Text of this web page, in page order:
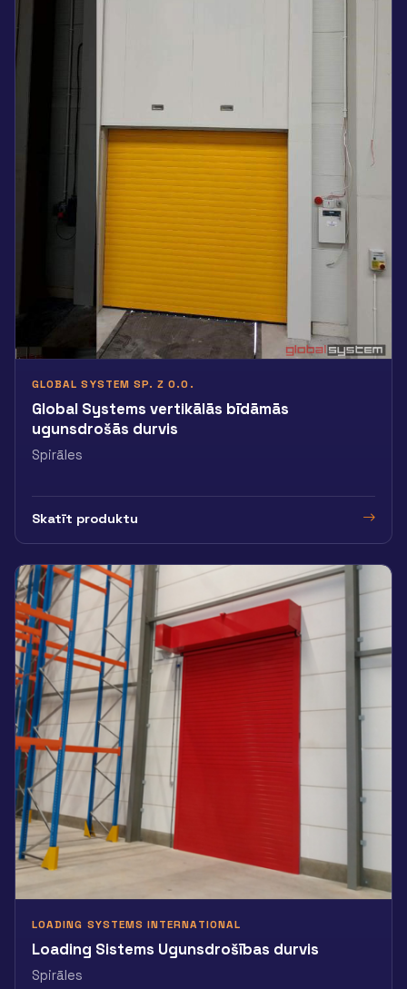
GLOBAL SYSTEM SP. Z O.O.
Global Systems vertikālās bīdāmās
ugunsdrošās durvis
Spirāles
Skatīt produktu
LOADING SYSTEMS INTERNATIONAL
Loading Sistems Ugunsdrošības durvis
Spirāles